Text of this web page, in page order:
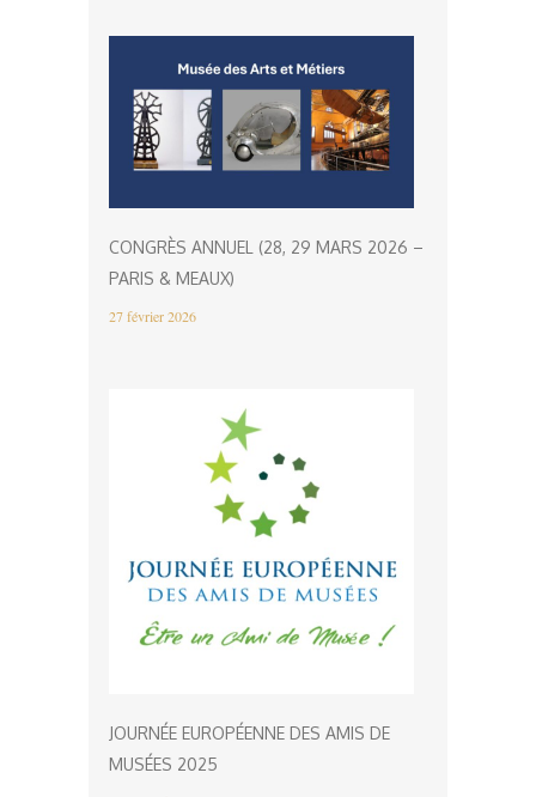
CONGRÈS ANNUEL (28, 29 MARS 2026 –
PARIS & MEAUX)
27 février 2026
JOURNÉE EUROPÉENNE DES AMIS DE
MUSÉES 2025